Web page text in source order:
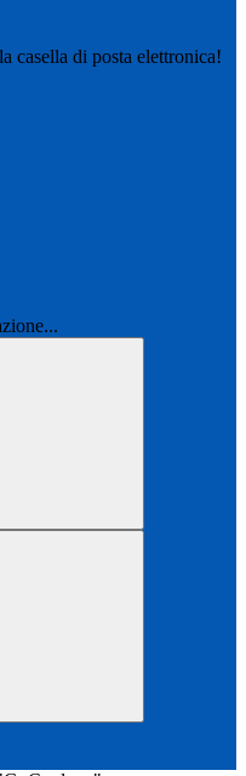
casella di posta elettronica!